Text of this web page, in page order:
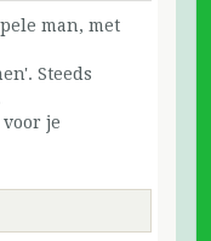
man, met
Steeds
je